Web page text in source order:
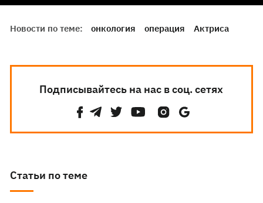
Новости по теме: онкология операция Актриса
Подписывайтесь на нас в соц. сетях
Статьи по теме